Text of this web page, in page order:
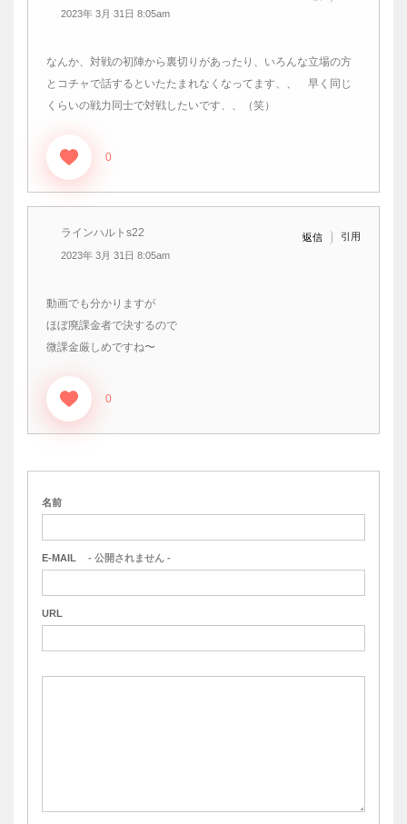
2023年 3月 31日 8:05am
なんか、対戦の初陣から裏切りがあったり、いろんな立場の方
とコチャで話するといたたまれなくなってます、、 早く同じ
くらいの戦力同士で対戦したいです、、（笑）
0
ラインハルトs22
2023年 3月 31日 8:05am
返信 引用
動画でも分かりますが
ほぼ廃課金者で決するので
微課金厳しめですね〜
0
名前
E-MAIL - 公開されません -
URL